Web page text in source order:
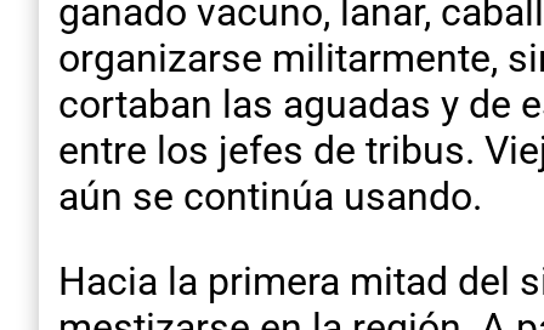
ganado vacuno, lanar,
organizarse militarmente,
cortaban las aguadas y de
entre los jefes de tribus.
aún se continúa usando.
Hacia la primera mitad del